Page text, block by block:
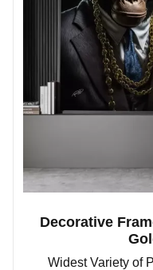
Decorative
Widest Variety of